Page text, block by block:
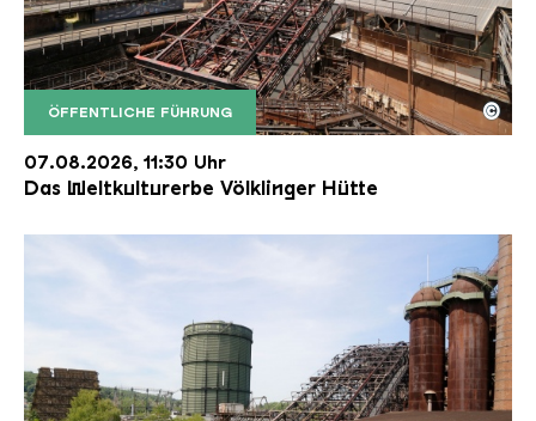
ÖFFENTLICHE FÜHRUNG
Der Erzschrägaufzug der Völklinger Hütte mit
Copyright: Weltkulturerbe Völklinger Hütte | Karl
©
07.08.2026, 11:30 Uhr
Das Weltkulturerbe Völklinger Hütte